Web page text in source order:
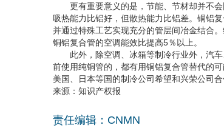
更有重要意义的是，节能、节材却并不会
吸热能力比铝好，但散热能力比铝差。铜铝
并通过特殊工艺实现充分的管层间冶金结合
铜铝复合管的空调能效比提高5％以上。
此外，除空调、冰箱等制冷行业外，汽车
前使用纯铜管的，都有用铜铝复合管替代的
美国、日本等国的制冷公司希望和兴荣公司
来源：知识产权报
责任编辑：CNMN